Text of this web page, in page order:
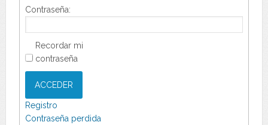
Contraseña:
Recordar mi
contraseña
ACCEDER
Registro
Contraseña perdida